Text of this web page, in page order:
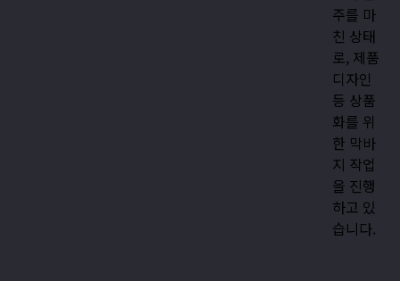
주를 마
친 상태
로, 제품
디자인
등 상품
화를 위
한 막바
지 작업
을 진행
하고 있
습니다.